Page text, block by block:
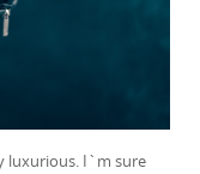
luxurious. I`m sure